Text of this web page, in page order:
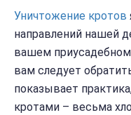
Уничтожение кротов
направлений нашей
вашем приусадебном
вам следует
показывает
кротами – весьма